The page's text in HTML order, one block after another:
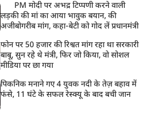
PM मोदी पर अभद्र टिप्पणी करने वाली
लड़की की मां का आया भावुक बयान, की
अजीबोगरीब मांग, कहा-बेटी को गोद लें प्रधानमंत्री
फोन पर 50 हजार की रिश्वत मांग रहा था सरकारी
बाबू, सुन रहे थे मंत्री, फिर जो किया, वो सोशल
मीडिया पर छा गया
पिकनिक मनाने गए 4 युवक नदी के तेज़ बहाव में
फंसे, 11 घंटे के सफल रेस्क्यू के बाद बची जान